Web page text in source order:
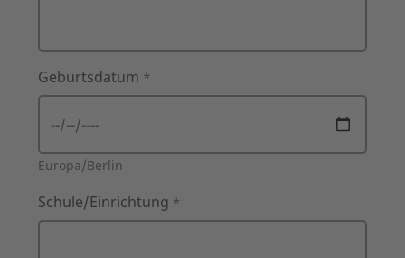
Geburtsdatum *
Europa/Berlin
Schule/Einrichtung *